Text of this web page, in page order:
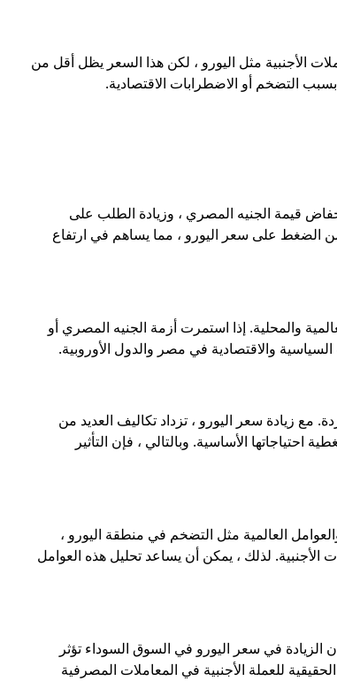
الأجنبية مثل اليورو ، لكن هذا السعر يظل أقل من
التضخم أو الاضطرابات الاقتصادية.
قيمة الجنيه المصري ، وزيادة الطلب على
من الضغط على سعر اليورو ، مما يساهم في ارتفاع
والمحلية. إذا استمرت أزمة الجنيه المصري أو
والاقتصادية في مصر والدول الأوروبية.
مع زيادة سعر اليورو ، تزداد تكاليف العديد من
الأساسية. وبالتالي ، فإن التأثير
العالمية مثل التضخم في منطقة اليورو ،
لذلك ، يمكن أن يساعد تحليل هذه العوامل
الزيادة في سعر اليورو في السوق السوداء تؤثر
للعملة الأجنبية في المعاملات المصرفية